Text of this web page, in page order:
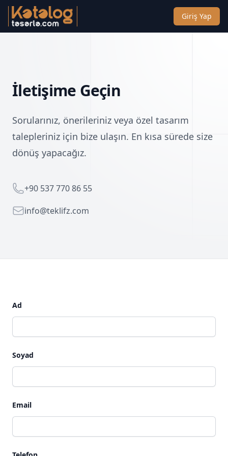
Giriş Yap
İletişime Geçin
Sorularınız, önerileriniz veya özel tasarım
talepleriniz için bize ulaşın. En kısa sürede size
dönüş yapacağız.
Telefon+90 537 770 86 55
Emailinfo@teklifz.com
Ad
Soyad
Email